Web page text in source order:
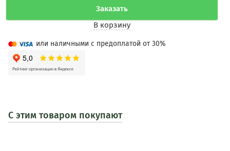
Заказать
В корзину
или наличными с предоплатой от 30%
С этим товаром покупают